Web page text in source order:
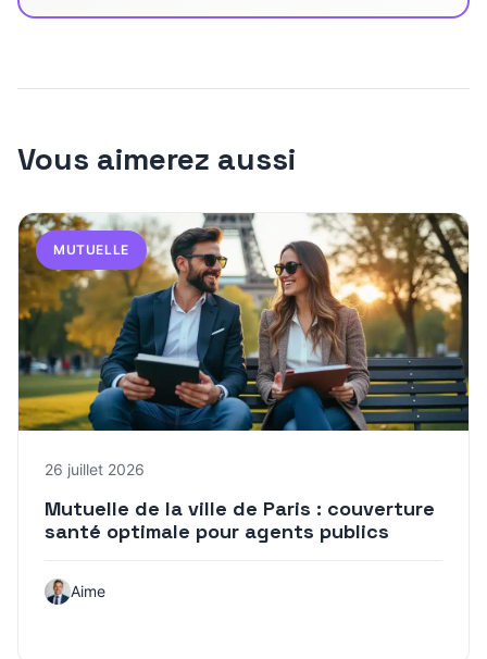
Vous aimerez aussi
MUTUELLE
26 juillet 2026
Mutuelle de la ville de Paris : couverture
santé optimale pour agents publics
Aime